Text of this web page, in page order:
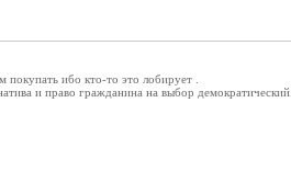
ибо кто-то это лобирует .
и право гражданина на выбор демократический.